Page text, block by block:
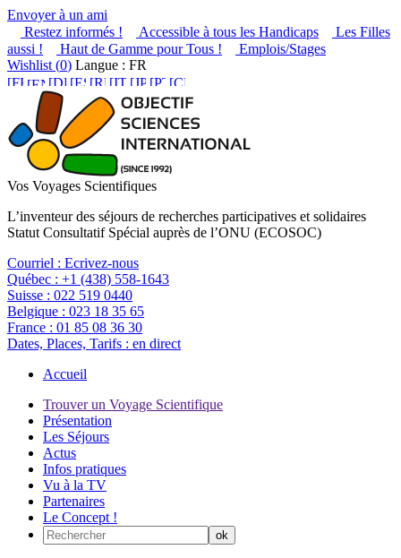
Envoyer à un ami
Restez informés !
Accessible à tous les Handicaps
Les Filles
aussi !
Haut de Gamme pour Tous !
Emplois/Stages
Wishlist (0) Langue : FR
Vos Voyages Scientifiques
L’inventeur des séjours de recherches participatives et solidaires
Statut Consultatif Spécial auprès de l’ONU (ECOSOC)
Courriel : Ecrivez-nous
Québec : +1 (438) 558-1643
Suisse : 022 519 0440
Belgique : 023 18 35 65
France : 01 85 08 36 30
Dates, Places, Tarifs : en direct
Accueil
Trouver un Voyage Scientifique
Présentation
Les Séjours
Actus
Infos pratiques
Vu à la TV
Partenaires
Le Concept !